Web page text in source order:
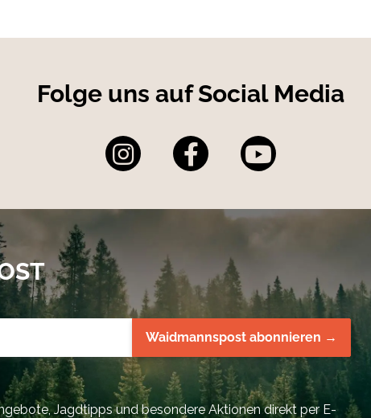
Folge uns auf Social Media
Waidmannspost abonnieren →
Jagdtipps und besondere Aktionen direkt per E-